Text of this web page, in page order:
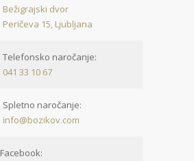
Bežigrajski dvor
Peričeva 15, Ljubljana
Telefonsko naročanje:
041 33 10 67
Spletno naročanje:
info@bozikov.com
Facebook: